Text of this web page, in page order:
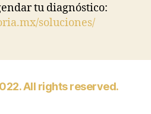
tu diagnóstico:
soluciones/
All rights reserved.